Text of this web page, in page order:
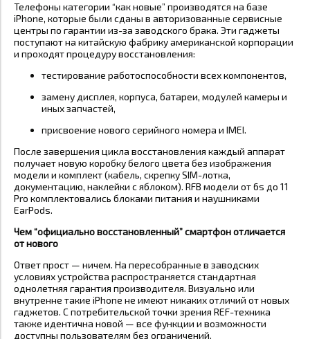
Телефоны категории “как новые” производятся на базе
iPhone, которые были сданы в авторизованные сервисные
центры по гарантии из-за заводского брака. Эти гаджеты
поступают на китайскую фабрику американской корпорации
и проходят процедуру восстановления:
тестирование работоспособности всех компонентов,
замену дисплея, корпуса, батареи, модулей камеры и
иных запчастей,
присвоение нового серийного номера и IMEI.
После завершения цикла восстановления каждый аппарат
получает новую коробку белого цвета без изображения
модели и комплект (кабель, скрепку SIM-лотка,
документацию, наклейки с яблоком). RFB модели от 6s до 11
Pro комплектовались блоками питания и наушниками
EarPods.
Чем “официально восстановленный” смартфон отличается
от нового
Ответ прост — ничем. На пересобранные в заводских
условиях устройства распространяется стандартная
однолетняя гарантия производителя. Визуально или
внутренне такие iPhone не имеют никаких отличий от новых
гаджетов. С потребительской точки зрения REF-техника
также идентична новой — все функции и возможности
доступны пользователям без ограничений.